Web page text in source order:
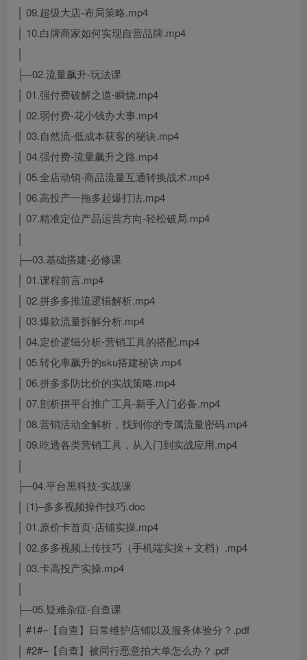
│ 09.超级大店-布局策略.mp4
│ 10.白牌商家如何实现自营品牌.mp4
├─02.流量飙升-玩法课
│ 01.强付费破解之道-瞬烧.mp4
│ 02.弱付费-花小钱办大事.mp4
│ 03.自然流-低成本获客的秘诀.mp4
│ 04.强付费-流量飙升之路.mp4
│ 05.全店动销-商品流量互通转换战术.mp4
│ 06.高投产一拖多起爆打法.mp4
│ 07.精准定位产品运营方向-轻松破局.mp4
├─03.基础搭建-必修课
│ 01.课程前言.mp4
│ 02.拼多多推流逻辑解析.mp4
│ 03.爆款流量拆解分析.mp4
│ 04.定价逻辑分析-营销工具的搭配.mp4
│ 05.转化率飙升的sku搭建秘诀.mp4
│ 06.拼多多防比价的实战策略.mp4
│ 07.剖析拼平台推广工具-新手入门必备.mp4
│ 08.营销活动全解析，找到你的专属流量密码.mp4
│ 09.吃透各类营销工具，从入门到实战应用.mp4
├─04.平台黑科技-实战课
│ (1)–多多视频操作技巧.doc
│ 01.原价卡首页-店铺实操.mp4
│ 02.多多视频上传技巧（手机端实操＋文档）.mp4
│ 03.卡高投产实操.mp4
├─05.疑难杂症-自查课
│ #1#–【自查】日常维护店铺以及服务体验分？.pdf
│ #2#–【自查】被同行恶意拍大单怎么办？.pdf